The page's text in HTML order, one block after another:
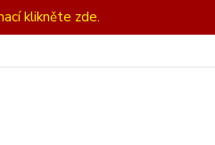
klikněte zde.